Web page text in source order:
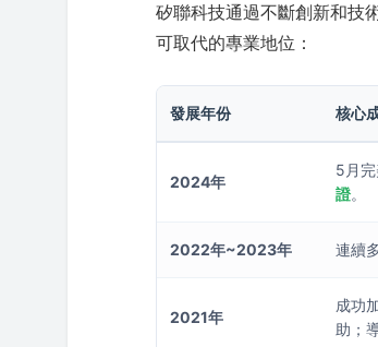
矽聯科技通過不斷創新和技
可取代的專業地位：
發展年份 核心
2024年
5月
證。
2022年~2023年 連續
2021年
成功
助；